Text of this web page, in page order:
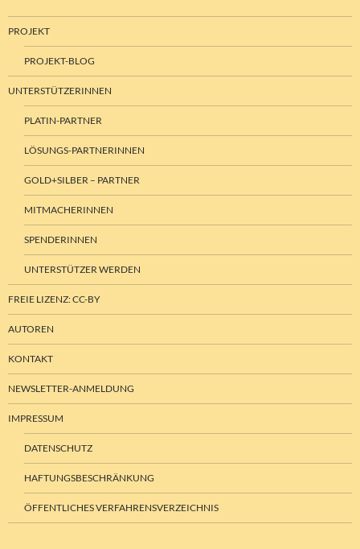
PROJEKT
PROJEKT-BLOG
UNTERSTÜTZERINNEN
PLATIN-PARTNER
LÖSUNGS-PARTNERINNEN
GOLD+SILBER – PARTNER
MITMACHERINNEN
SPENDERINNEN
UNTERSTÜTZER WERDEN
FREIE LIZENZ: CC-BY
AUTOREN
KONTAKT
NEWSLETTER-ANMELDUNG
IMPRESSUM
DATENSCHUTZ
HAFTUNGSBESCHRÄNKUNG
ÖFFENTLICHES VERFAHRENSVERZEICHNIS